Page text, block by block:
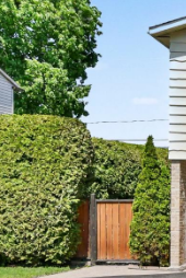
For future campaigns
cookies are active at